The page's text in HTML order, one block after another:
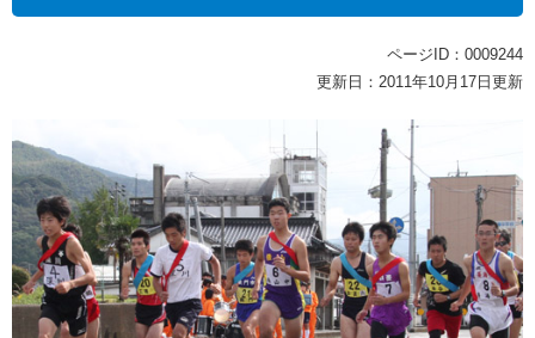
ページID：0009244
更新日：2011年10月17日更新